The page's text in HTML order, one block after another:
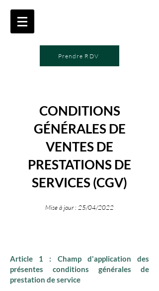
Prendre RDV
CONDITIONS
GÉNÉRALES DE
VENTES DE
PRESTATIONS DE
SERVICES (CGV)
Mise à jour : 25/04/2022
Article 1 : Champ d'application des
présentes conditions générales de
prestation de service